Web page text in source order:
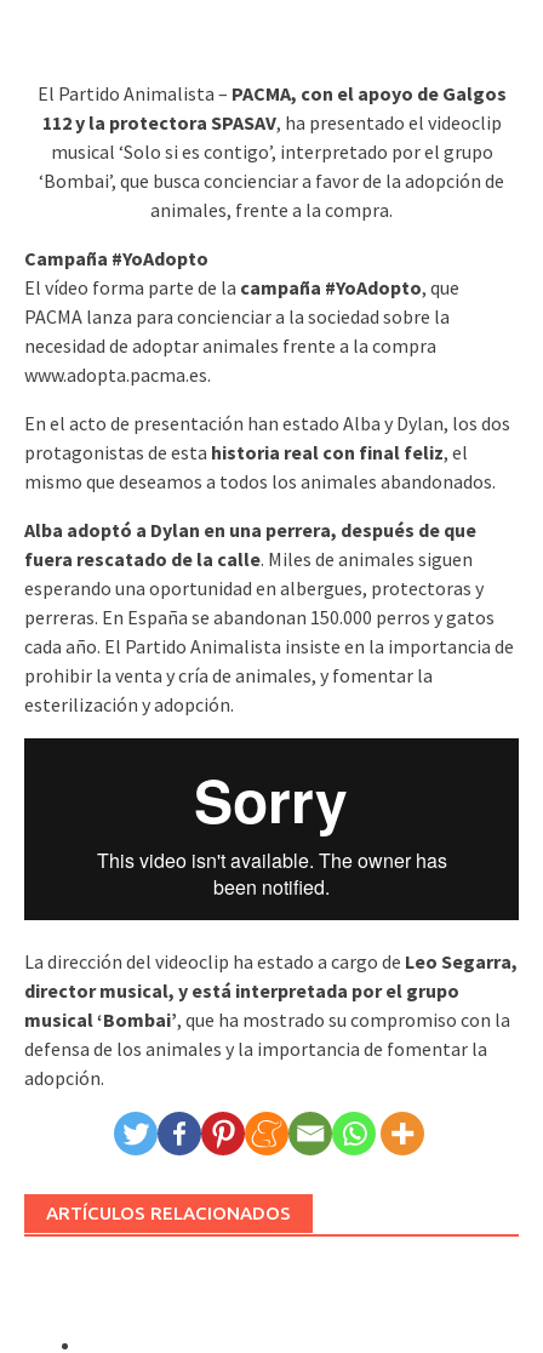
El Partido Animalista – PACMA, con el apoyo de Galgos
112 y la protectora SPASAV, ha presentado el videoclip
musical ‘Solo si es contigo’, interpretado por el grupo
‘Bombai’, que busca concienciar a favor de la adopción de
animales, frente a la compra.
Campaña #YoAdopto
El vídeo forma parte de la campaña #YoAdopto, que
PACMA lanza para concienciar a la sociedad sobre la
necesidad de adoptar animales frente a la compra
www.adopta.pacma.es.
En el acto de presentación han estado Alba y Dylan, los dos
protagonistas de esta historia real con final feliz, el
mismo que deseamos a todos los animales abandonados.​
Alba adoptó a Dylan en una perrera, después de que
fuera rescatado de la calle. Miles de animales siguen
esperando una oportunidad en albergues, protectoras y
perreras. En España se abandonan 150.000 perros y gatos
cada año. El Partido Animalista insiste en la importancia de
prohibir la venta y cría de animales, y fomentar la
esterilización y adopción.
La dirección del videoclip ha estado a cargo de Leo Segarra,
director musical, y está interpretada por el grupo
musical ‘Bombai’, que ha mostrado su compromiso con la
defensa de los animales y la importancia de fomentar la
adopción.
ARTÍCULOS RELACIONADOS